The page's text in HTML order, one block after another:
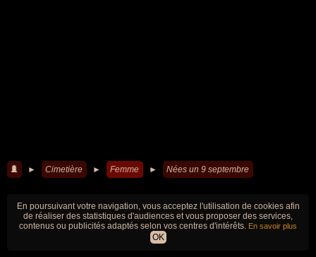
► Cimetière ► Femme ► Nées un 9 septembre
En poursuivant votre navigation, vous acceptez l'utilisation de cookies afin
de réaliser des statistiques d'audiences et vous proposer des services,
contenus ou publicités adaptés selon vos centres d'intérêts. En savoir plus
OK